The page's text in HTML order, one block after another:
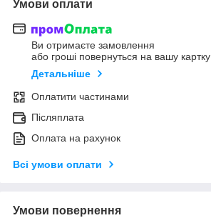
Умови оплати
Ви отримаєте замовлення
або гроші повернуться на вашу картку
Детальніше
Оплатити частинами
Післяплата
Оплата на рахунок
Всі умови оплати
Умови повернення